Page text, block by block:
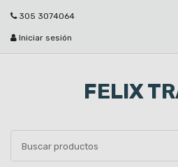
305 3074064
Iniciar sesión
FELIX